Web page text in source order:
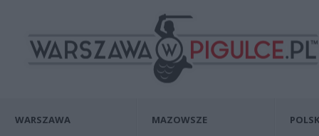
WARSZAWA MAZOWSZE